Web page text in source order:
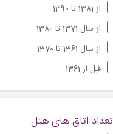
از 1381 تا 1390
از سال 1371 تا 1380
از سال 1361 تا 1370
قبل از 1361
تعداد اتاق های هتل